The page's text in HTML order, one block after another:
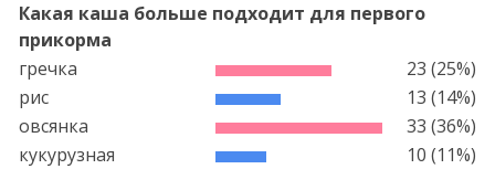
Какая каша больше подходит для первого
прикорма
гречка
23 (25%)
рис
13 (14%)
овсянка
33 (36%)
кукурузная
10 (11%)